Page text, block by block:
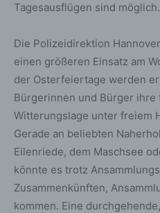
Tagesausflügen sind möglich.
Die Polizeidirektion
einen größeren Einsatz am
der Osterfeiertage werden
Bürgerinnen und Bürger ihre
Witterungslage unter freiem
Gerade an beliebten
Eilenriede, dem Maschsee
könnte es trotz
Zusammenkünften,
kommen. Eine